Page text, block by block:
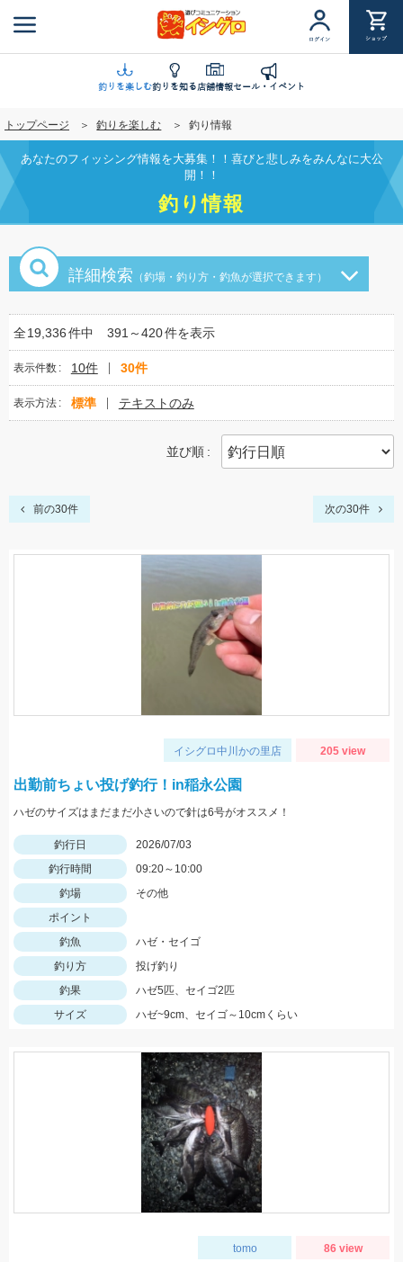
ン
に
移
動
ログイン ショップ
釣りを楽しむ釣りを知る店舗情報セール・イベント
トップページ 釣りを楽しむ 釣り情報
あなたのフィッシング情報を大募集！！喜びと悲しみをみんなに大公
開！！
釣り情報
詳細検索 （釣場・釣り方・釣魚が選択できます）
全19,336件中 391～420件を表示
表示件数 10件 30件
表示方法 標準 テキストのみ
並び順
前の30件 次の30件
イシグロ中川かの里店 205 view
出勤前ちょい投げ釣行！in稲永公園
ハゼのサイズはまだまだ小さいので針は6号がオススメ！
釣行日
2026/07/03
釣行時間
09:20～10:00
釣場
その他
ポイント
釣魚
ハゼ・セイゴ
釣り方
投げ釣り
釣果
ハゼ5匹、セイゴ2匹
サイズ
ハゼ~9cm、セイゴ～10cmくらい
tomo 86 view